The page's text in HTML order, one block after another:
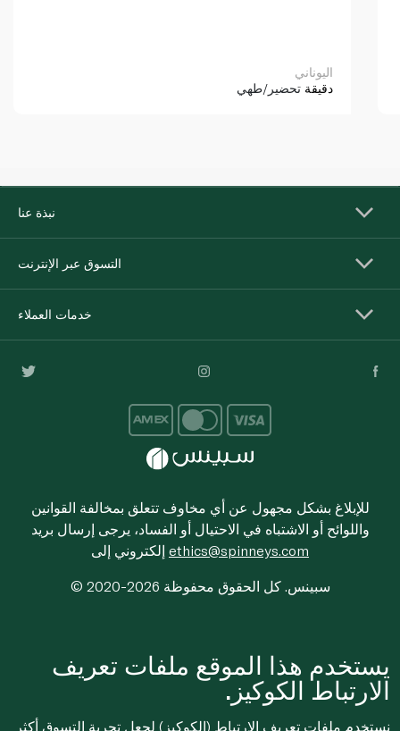
اليوناني
دقيقة تحضير/طهي
نبذة عنا
التسوق عبر الإنترنت
خدمات العملاء
للإبلاغ بشكل مجهول عن أي مخاوف تتعلق بمخالفة القوانين
واللوائح أو الاشتباه في الاحتيال أو الفساد، يرجى إرسال بريد
ethics@spinneys.com
© 2020-2026 سبينس. كل الحقوق محفوظة
يستخدم هذا الموقع ملفات تعريف
الارتباط الكوكيز.
نستخدم ملفات تعريف الارتباط (الكوكيز) لجعل تجربة التسوق أكثر